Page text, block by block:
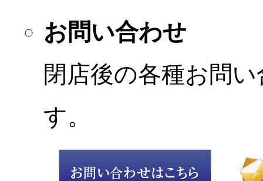
お問い合わせ
閉店後の各種お問
す。